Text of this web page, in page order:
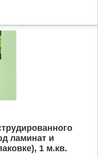
ламинат и
1 м.кв.